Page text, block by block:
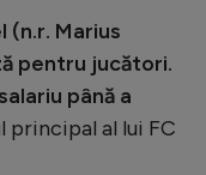
(n.r. Marius
pentru jucători.
până a
principal al lui FC